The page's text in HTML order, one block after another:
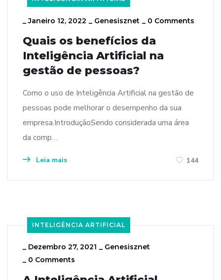
_Janeiro 12, 2022 _ Genesisznet _ 0 Comments
Quais os benefícios da
Inteligência Artificial na
gestão de pessoas?
Como o uso de Inteligência Artificial na gestão de
pessoas pode melhorar o desempenho da sua
empresa.IntroduçãoSendo considerada uma área
da comp…
Leia mais 144
INTELIGÊNCIA ARTIFICIAL
Dezembro 27, 2021
Genesisznet
0 Comments